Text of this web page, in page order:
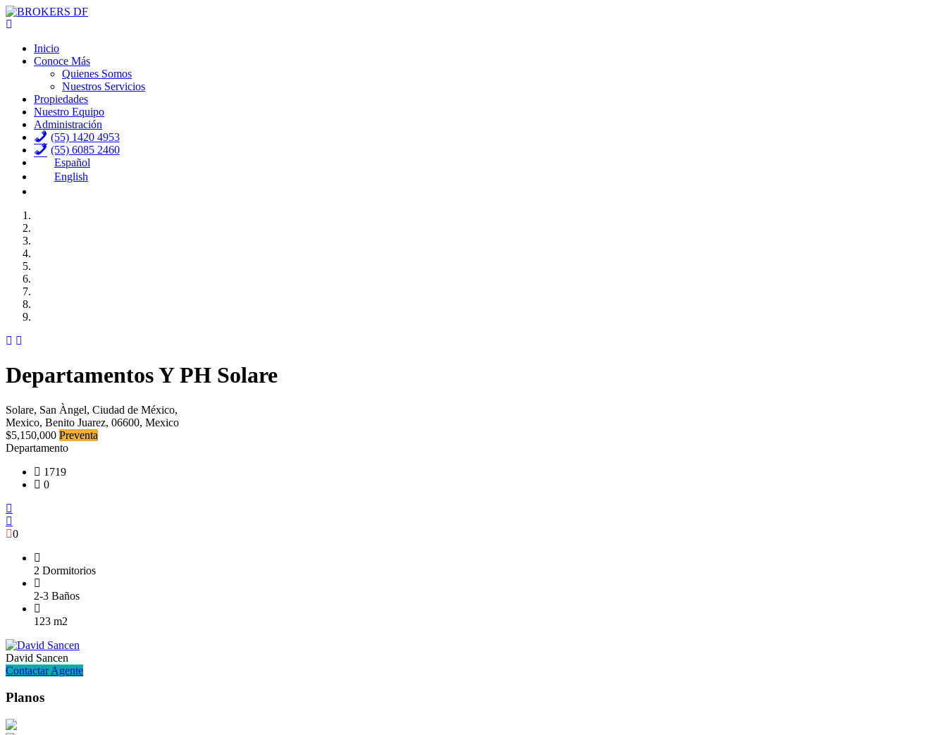
Inicio
Conoce Más
Quienes Somos
Nuestros Servicios
Propiedades
Nuestro Equipo
Administración
(55) 1420 4953
(55) 6085 2460
Español
English
Departamentos Y PH Solare
Solare, San Àngel, Ciudad de México,
Mexico, Benito Juarez, 06600, Mexico
$5,150,000 Preventa
Departamento
1719
0
0
2 Dormitorios
2-3 Baños
123 m2
David Sancen
Contactar Agente
Planos